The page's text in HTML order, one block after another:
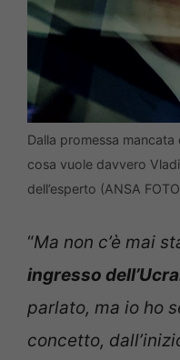
Dalla promessa mancata
cosa vuole davvero
dell’esperto (ANSA
“Ma non c’è mai
ingresso
parlato, ma io ho
concetto,